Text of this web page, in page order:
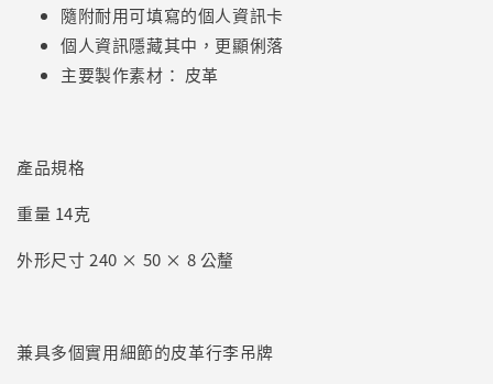
隨附耐用可填寫的個人資訊卡
個人資訊隱藏其中，更顯俐落
主要製作素材： 皮革
產品規格
重量 14克
外形尺寸 240 × 50 × 8 公釐
兼具多個實用細節的皮革行李吊牌